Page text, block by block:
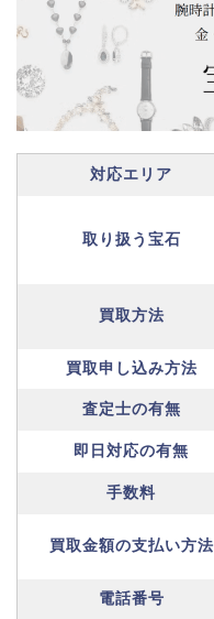
対応エリア
取り扱う宝石
買取方法
買取申し込み方法
査定士の有無
即日対応の有無
手数料
買取金額の支払い方法
電話番号